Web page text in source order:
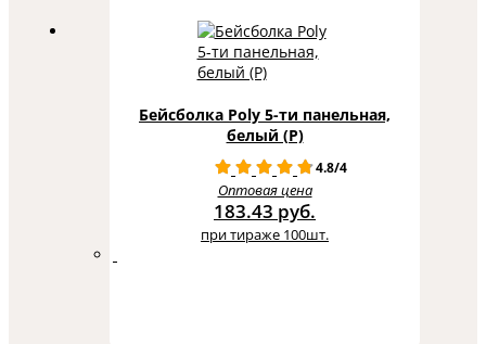
Бейсболка Poly 5-ти панельная,
белый (Р)
4.8/4
Оптовая цена
183.43 руб.
при тираже 100шт.